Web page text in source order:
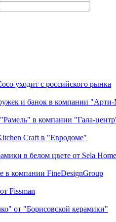
уходит с российского рынка
и банок в компании
в компании "Гала-
Craft в "Евродоме"
в белом цвете от Sela Home
в компании FineDesignGroup
Fissman
от "Борисовской керамики"